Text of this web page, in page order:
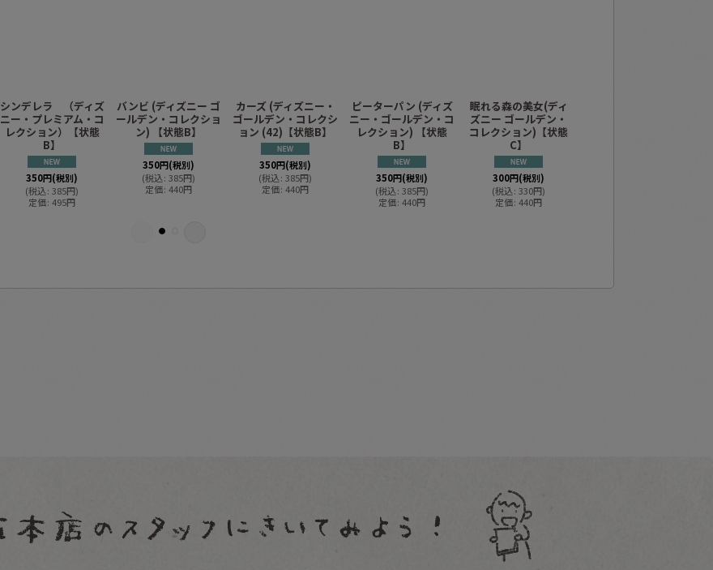
シンデレラ （ディズ
ニー・プレミアム・コ
レクション）【状態
B】
350円(税別)
(税込: 385円)
定価: 495円
バンビ (ディズニー ゴ
ールデン・コレクショ
ン) 【状態B】
350円(税別)
(税込: 385円)
定価: 440円
カーズ (ディズニー・
ゴールデン・コレクシ
ョン (42)【状態B】
350円(税別)
(税込: 385円)
定価: 440円
ピーターパン (ディズ
ニー・ゴールデン・コ
レクション) 【状態
B】
350円(税別)
(税込: 385円)
定価: 440円
眠れる森の美女(ディ
ズニー ゴールデン・
コレクション)【状態
C】
300円(税別)
(税込: 330円)
定価: 440円